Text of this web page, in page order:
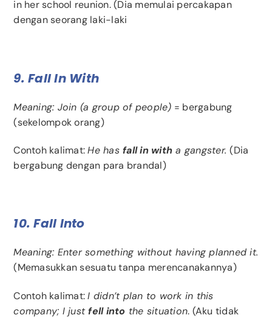
in her school reunion. (Dia memulai percakapan
dengan seorang laki-laki
9. Fall In With
Meaning: Join (a group of people) = bergabung
(sekelompok orang)
Contoh kalimat:He hasfall in with a gangster.(Dia
bergabung dengan para brandal)
10. Fall Into
Meaning: Enter something without having planned it.
(Memasukkan sesuatu tanpa merencanakannya)
Contoh kalimat:I didn’t plan to work in this
company; I justfell into the situation. (Aku tidak